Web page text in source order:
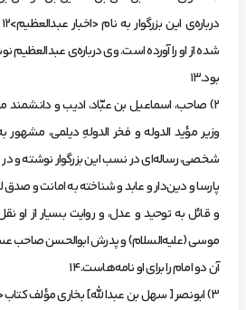
شده‌ از او را آورده‌ است. وي‌ درباره‌ي عبدالعظيم‌
بود.13
وزير مؤ‌يد الدوله‌ و فخر الدولهِ‌ ديلمي،
شخصي، رساله‌اي‌ در نسب‌ اين‌ بزرگوار نوشته‌ و
پارسا و دين‌دار و عابد و شناخته‌ به‌ امانت‌ و صدق‌
و قائل‌ به‌ توحيد و عدل، و روايت‌ بسيار از او
موسي‌ (عليه‌السلام) و پدرش‌ ابوالحسن‌ صاحب‌
آن‌ دو امام‌ را براي‌ او نامه‌هاست.14
3) ابونصر [ سهل بن عبدالله] بخاري مؤلف